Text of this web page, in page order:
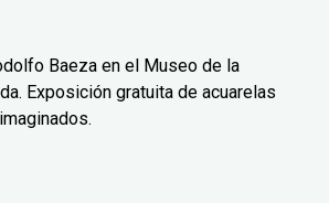
Baeza en el Museo de la
Exposición gratuita de acuarelas